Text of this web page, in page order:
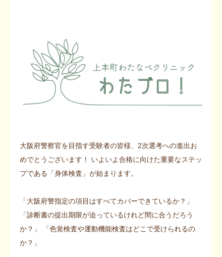
大阪府警察官を目指す受験者の皆様、2次選考への進出お
めでとうございます！ いよいよ合格に向けた重要なステッ
プである「身体検査」が始まります。
「大阪府警指定の項目はすべてカバーできているか？」
「診断書の提出期限が迫っているけれど間に合うだろう
か？」 「色覚検査や運動機能検査はどこで受けられるの
か？」